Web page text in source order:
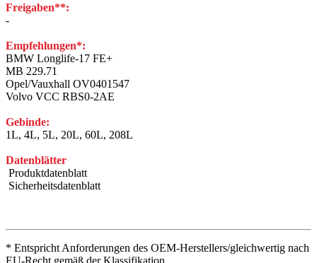
Freigaben**:
-
Empfehlungen*:
BMW Longlife-17 FE+
MB 229.71
Opel/Vauxhall OV0401547
Volvo VCC RBS0-2AE
Gebinde:
1L, 4L, 5L, 20L, 60L, 208L
Datenblätter
Produktdatenblatt
Sicherheitsdatenblatt
* Entspricht Anforderungen des OEM-Herstellers/gleichwertig nach
EU-Recht gemäß der Klassifikation